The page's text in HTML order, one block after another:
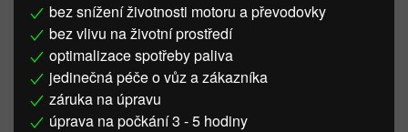
bez snížení životnosti motoru a převodovky
bez vlivu na životní prostředí
optimalizace spotřeby paliva
jedinečná péče o vůz a zákazníka
záruka na úpravu
úprava na počkání 3 - 5 hodiny